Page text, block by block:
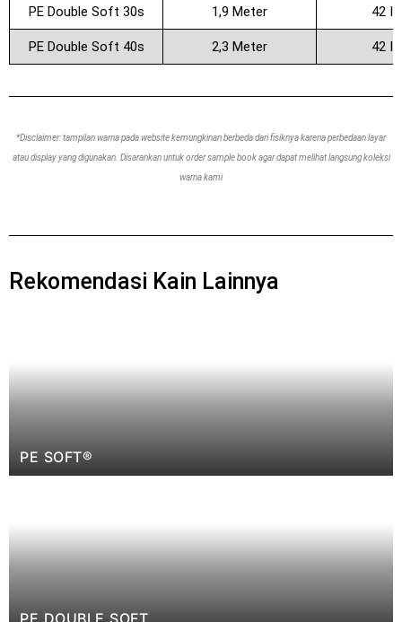
PE Double Soft 30s 1,9 Meter 42
PE Double Soft 40s 2,3 Meter 42
*Disclaimer: tampilan warna pada website kemungkinan berbeda dari fisiknya karena perbedaan layar
atau display yang digunakan. Disarankan untuk order sample book agar dapat melihat langsung koleksi
warna kami
Rekomendasi Kain Lainnya
PE SOFT®